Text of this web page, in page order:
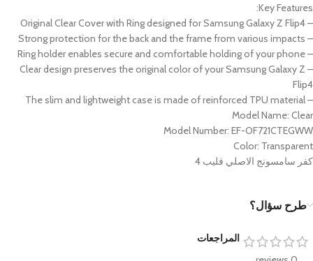
Key Features:
– Original Clear Cover with Ring designed for Samsung Galaxy Z Flip4
– Strong protection for the back and the frame from various impacts
– Ring holder enables secure and comfortable holding of your phone
– Clear design preserves the original color of your Samsung Galaxy Z
Flip4
– The slim and lightweight case is made of reinforced TPU material
Model Name: Clear
Model Number: EF-OF721CTEGWW
Color: Transparent
كفر سامسونج الاصلي فليب 4
طرح سؤال؟
المراجعات